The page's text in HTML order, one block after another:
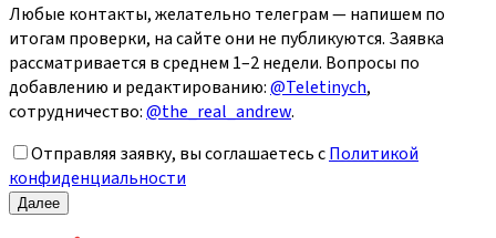
Любые контакты, желательно телеграм — напишем по
итогам проверки, на сайте они не публикуются. Заявка
рассматривается в среднем 1–2 недели. Вопросы по
добавлению и редактированию:@Teletinych,
сотрудничество:@the_real_andrew.
Отправляя заявку, вы соглашаетесь сПолитикой
конфиденциальности
Далее